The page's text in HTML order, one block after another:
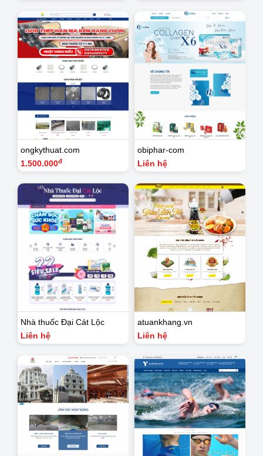
ongkythuat.com
1.500.000đ
obiphar-com
Liên hệ
Nhà thuốc Đại Cát Lộc
Liên hệ
atuankhang.vn
Liên hệ